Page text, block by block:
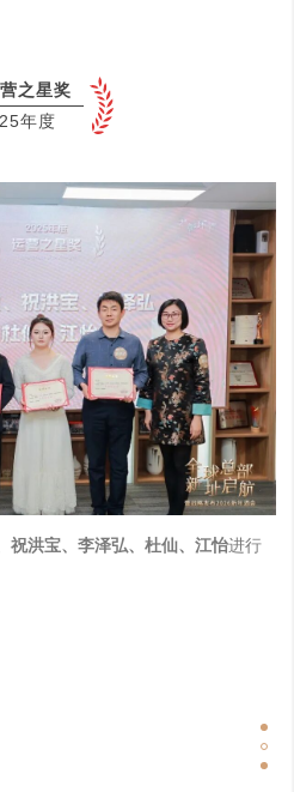
之星奖
年度
祝洪宝、李泽弘、杜仙、江怡进行